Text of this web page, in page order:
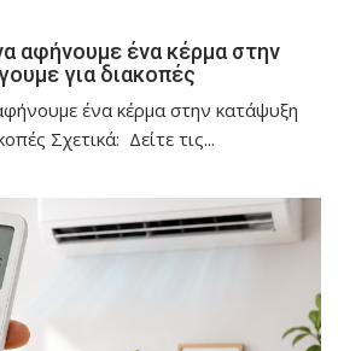
αφήνουμε ένα κέρμα στην
για διακοπές
ένα κέρμα στην κατάψυξη
Σχετικά: Δείτε τις...